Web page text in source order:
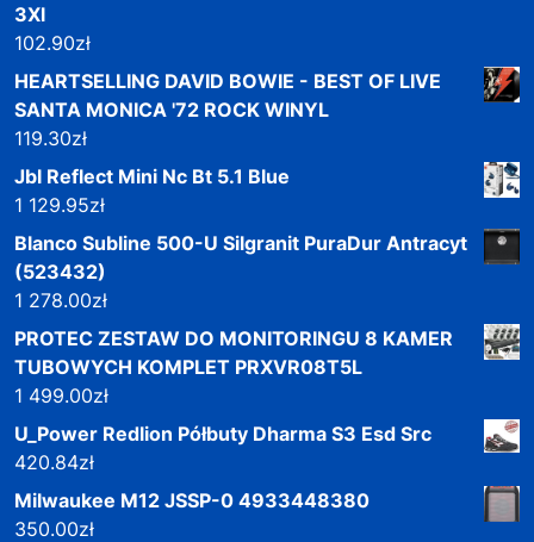
3Xl
102.90zł
HEARTSELLING DAVID BOWIE - BEST OF LIVE
SANTA MONICA '72 ROCK WINYL
119.30zł
Jbl Reflect Mini Nc Bt 5.1 Blue
1 129.95zł
Blanco Subline 500-U Silgranit PuraDur Antracyt
(523432)
1 278.00zł
PROTEC ZESTAW DO MONITORINGU 8 KAMER
TUBOWYCH KOMPLET PRXVR08T5L
1 499.00zł
U_Power Redlion Półbuty Dharma S3 Esd Src
420.84zł
Milwaukee M12 JSSP-0 4933448380
350.00zł